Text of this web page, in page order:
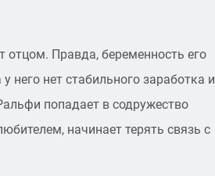
отцом. Правда, беременность его
него нет стабильного заработка и
попадает в содружество
начинает терять связь с